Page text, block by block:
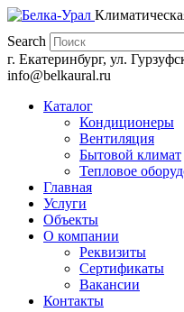
Search
г. Екатеринбург, ул.
info@belkaural.ru
Каталог
Кондиционеры
Вентиляция
Бытовой климат
Тепловое
Главная
Услуги
Объекты
О компании
Реквизиты
Сертификаты
Вакансии
Контакты